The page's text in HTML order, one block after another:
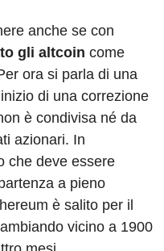
anche se con
gli altcoin come
ora si parla di una
di una correzione
è condivisa né da
azionari. In
che deve essere
a pieno
è salito per il
vicino a 1900